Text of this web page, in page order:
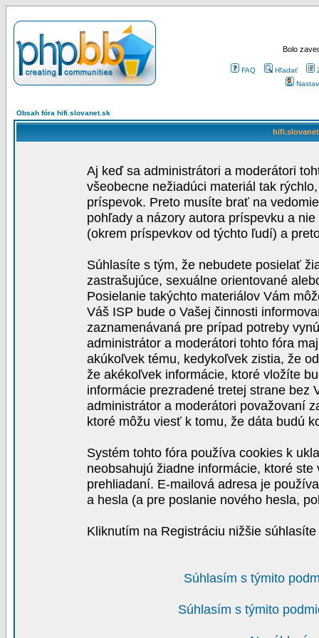
Bolo
FAQ Hľadať
Obsah fóra hifi.slovanet.sk
Aj keď sa administrátori a moderátori
všeobecne nežiadúci materiál tak
príspevok. Preto musíte brať na
pohľady a názory autora príspevku a
(okrem príspevkov od týchto ľudí) a
Súhlasíte s tým, že nebudete posielať
zastrašujúce, sexuálne orientované
Posielanie takýchto materiálov Vám
Váš ISP bude o Vašej činnosti
zaznamenávaná pre prípad potreby
administrátor a moderátori tohto fóra
akúkoľvek tému, kedykoľvek zistia, že
že akékoľvek informácie, ktoré vložíte
informácie prezradené tretej strane bez
administrátor a moderátori považovaní
ktoré môžu viesť k tomu, že dáta budú
Systém tohto fóra používa cookies k
neobsahujú žiadne informácie, ktoré
prehliadaní. E-mailová adresa je
a hesla (a pre poslanie nového hesla,
Kliknutím na Registráciu nižšie
Súhlasím s týmito
Súhlasím s týmito